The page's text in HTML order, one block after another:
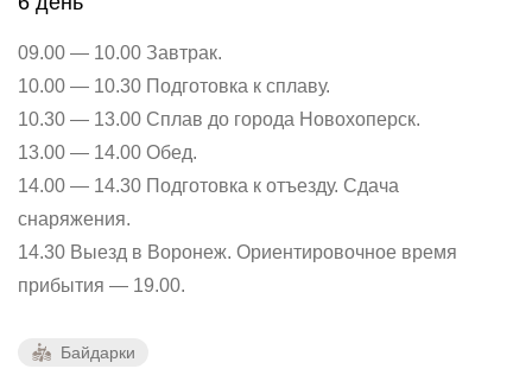
09.00 — 10.00 Завтрак.
10.00 — 10.30 Подготовка к сплаву.
10.30 — 13.00 Сплав до города Новохоперск.
13.00 — 14.00 Обед.
14.00 — 14.30 Подготовка к отъезду. Сдача
снаряжения.
14.30 Выезд в Воронеж. Ориентировочное время
прибытия — 19.00.
Байдарки